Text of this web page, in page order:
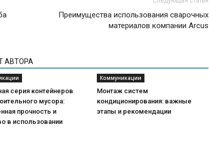
Преимущества использования сварочных
материалов компании Arcus
АВТОРА
серия контейнеров
мусора:
прочность и
в использовании
Коммуникации
Монтаж систем
кондиционирования: важные
этапы и рекомендации